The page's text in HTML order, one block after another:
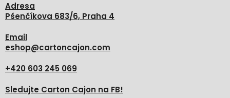
Adresa
Pšenčíkova 683/6, Praha 4
Email
eshop@cartoncajon.com
+420 603 245 069
Sledujte Carton Cajon na FB!